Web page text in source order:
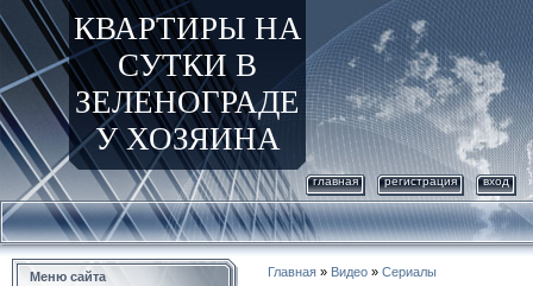
КВАРТИРЫ НА
СУТКИ В
ЗЕЛЕНОГРАДЕ
У ХОЗЯИНА
главная регистрация вход
Меню сайта Главная » Видео » Сериалы